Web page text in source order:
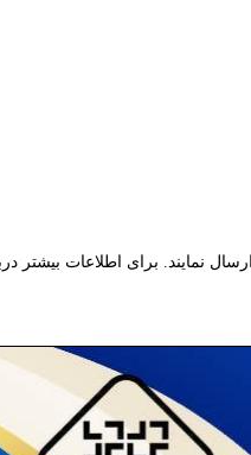
نمایند. برای اطلاعات بیشتر